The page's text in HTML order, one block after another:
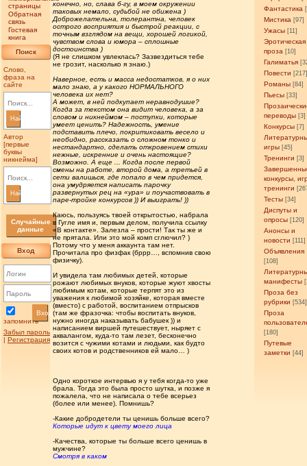
страницы
Обратная
связь
Гостевая
книга
Поиск
Слово,
фраза на
сайте
Найти
Автор
[первые
буквы
никнейма]
Найти
Случайные
данные
Вход
запомнить
Вход
Забыл пароль
| Регистрация
Фантастика
Мистика [97]
Ужасы [11]
Эротическая
проза [10]
Галиматья
Повести
Романы [84]
Пьесы [33]
переводы [3]
Конкурсы [7]
игры [45]
Тренинги [3]
конкурсы,
тренинги
Тесты [34]
Диспуты и
опросы [120]
Анонсы и
новости [111]
Объявления
[108]
манифесты
Проза без
рубрики [534]
Проза
[180]
Путевые
заметки [44]
конечно, но, слава б-гу, в моем окружении
таковых немало, судьбой не обижена )
Доброжелательна, толерантна, человек
острого восприятия и быстрой реакции, с
точным взглядом на вещи, хорошей логикой,
чувством слова и юмора – сплошные
достоинства )
(Я не слишком увлеклась? Зазвездиться тебе
не грозит, насколько я знаю.)
Наверное, есть и масса недостатков, я о них
мало знаю, а у какого НОРМАЛЬНОГО
человека их нет?
А может, в ней подкупает неравнодушие?
Когда за текстом она видит человека, а за
словом и никнеймом – поступки, которые
умеет ценить? Надежность, умение
подставить плечо, покритиковать весело и
необидно, рассказать о сложном тонко и
нестандартно, сделать откровением стихи
нежные, искренние и очень настоящие?
Возможно. А еще ... Когда после первой
смены на работе, второй дома, а третьей в
сети валишься, где попало в чем придется,
она умудряется написать парочку
развернутых рец на «ура» и поучаствовать в
паре-тройке конкурсов )) И выиграть! ))
Каюсь, пользуясь твоей открытостью, набрала
в Гугле имя и, первым делом, получила ссылку
«В контакте». Залезла – прости! Так ты же и
не прятала. Или это мой комп сглючил? )
Потому что у меня аккаунта там нет.
Прочитала про физфак (бррр…, вспомнив свою
физичку).
И увидела там любимых детей, которые
рожают любимых внуков, которые жуют хвосты
любимым котам, которые терпят это из
уважения к любимой хозяйке, которая вместе
(вместо) с работой, воспитанием отпрысков
(там же фразочка: чтобы воспитать внуков,
нужно иногда наказывать бабушек )) и
написанием виршей путешествует, ныряет с
аквалангом, куда-то там лезет, бесконечно
возится с чужими котами и людьми, как будто
своих котов и родственников ей мало… )
Одно короткое интервью я у тебя когда-то уже
брала. Тогда это была просто шутка, и позже я
пожалела, что не написала о тебе всерьез
(более или менее). Помнишь?
-Какие добродетели ты ценишь больше всего?
Которые идут к цвету моего лица
-Качества, которые ты больше всего ценишь в
мужчине?
Смотря в каком